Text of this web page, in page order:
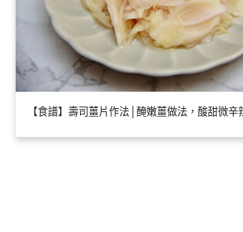
【食譜】壽司薑片作法│醃嫩薑做法，酸甜微辛